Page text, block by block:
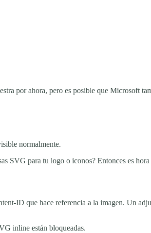
por ahora, pero es posible que Microsoft
normalmente.
SVG para tu logo o iconos? Entonces es
ID que hace referencia a la imagen. Un
inline están bloqueadas.